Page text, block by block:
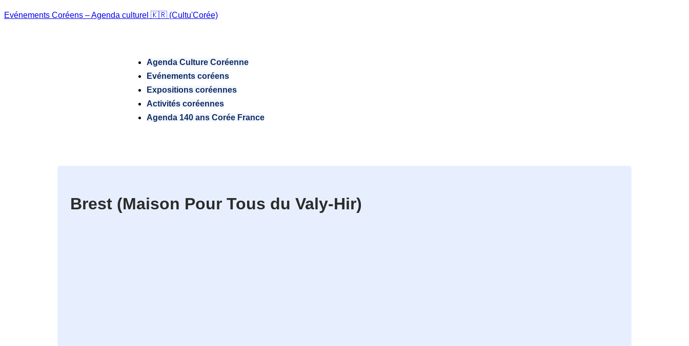
Evénements Coréens – Agenda culturel 🇰🇷 (Cultu'Corée)
Agenda Culture Coréenne
Evénements coréens
Expositions coréennes
Activités coréennes
Agenda 140 ans Corée France
Brest (Maison Pour Tous du Valy-Hir)